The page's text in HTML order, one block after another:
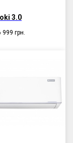
3.0
999 грн.